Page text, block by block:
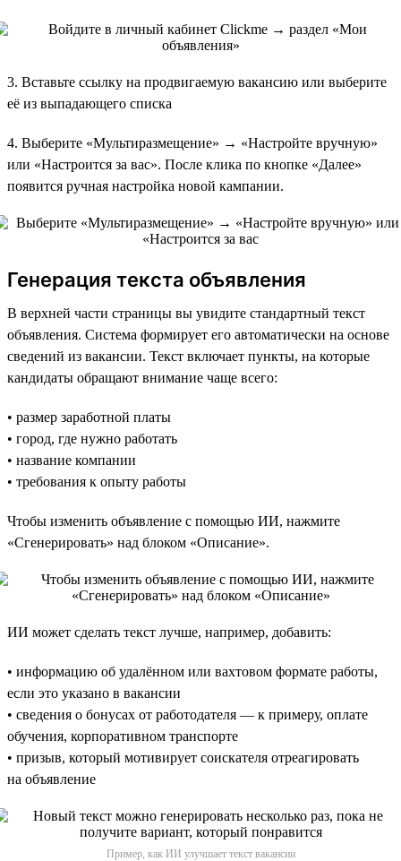
3. Вставьте ссылку на продвигаемую вакансию или выберите
её из выпадающего списка
4. Выберите «Мультиразмещение» → «Настройте вручную»
или «Настроится за вас». После клика по кнопке «Далее»
появится ручная настройка новой кампании.
Генерация текста объявления
В верхней части страницы вы увидите стандартный текст
объявления. Система формирует его автоматически на основе
сведений из вакансии. Текст включает пункты, на которые
кандидаты обращают внимание чаще всего:
• размер заработной платы
• город, где нужно работать
• название компании
• требования к опыту работы
Чтобы изменить объявление с помощью ИИ, нажмите
«Сгенерировать» над блоком «Описание».
ИИ может сделать текст лучше, например, добавить:
• информацию об удалённом или вахтовом формате работы,
если это указано в вакансии
• сведения о бонусах от работодателя — к примеру, оплате
обучения, корпоративном транспорте
• призыв, который мотивирует соискателя отреагировать
на объявление
Пример, как ИИ улучшает текст вакансии